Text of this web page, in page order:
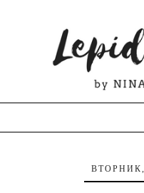
ВТОРНИК,